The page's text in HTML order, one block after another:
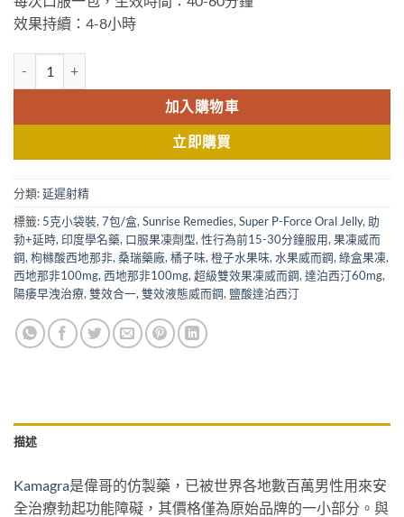
效果持續：4-8小時
加入購物車
立即購買
分類:延遲射精
標籤: 5克小袋裝, 7包/盒, Sunrise Remedies, Super P-Force Oral Jelly, 助
勃+延時, 印度學名藥, 口服果凍劑型, 性行為前15-30分鐘服用, 果凍威而
鋼, 枸櫞酸西地那非, 桑瑞藥廠, 橘子味, 橙子水果味, 水果威而鋼, 綠盒果凍,
西地那非100mg, 西地那非100mg, 超級雙效果凍威而鋼, 達泊西汀60mg,
陽痿早洩治療, 雙效合一, 雙效液態威而鋼, 鹽酸達泊西汀
描述
Kamagra是偉哥的仿製藥，已被世界各地數百萬男性用來安
全治療勃起功能障礙，其價格僅為原始品牌的一小部分。與